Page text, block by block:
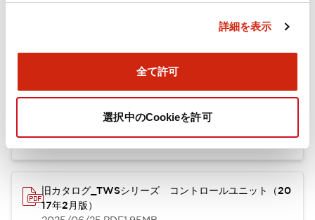
詳細を表示
全て許可
選択中のCookieを許可
版）（英語）
.PDF1.30MB
旧カタログ_TWSシリーズ コントロールユニット（20
17年2月版）